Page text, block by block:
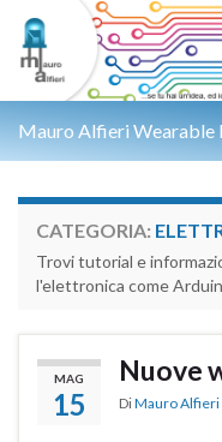
Mauro Alfieri Wearable
CATEGORIA:
Trovi tutorial e
l'elettronica come
MAG
15
Nuove
DiMauro Alfieri